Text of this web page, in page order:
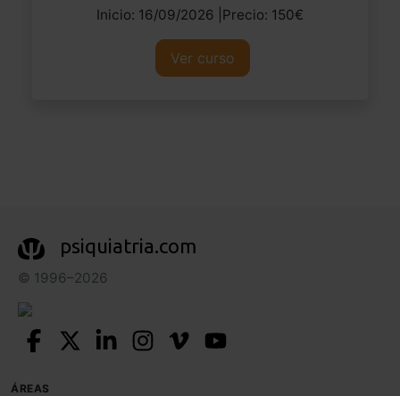
Inicio: 16/09/2026 |Precio: 150€
Ver curso
psiquiatria.com
© 1996–2026
ÁREAS